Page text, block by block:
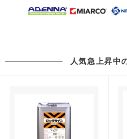
人気急上昇中